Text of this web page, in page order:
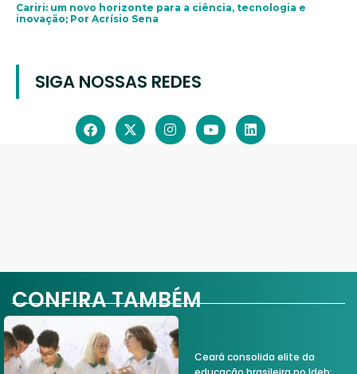
Cariri: um novo horizonte para a ciência, tecnologia e
inovação; Por Acrísio Sena
SIGA NOSSAS REDES
CONFIRA TAMBÉM
Ceará consolida elite da